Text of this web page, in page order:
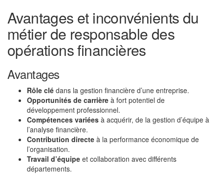
Avantages et inconvénients du
métier de responsable des
opérations financières
Avantages
Rôle clé dans la gestion financière d’une entreprise.
Opportunités de carrière à fort potentiel de
développement professionnel.
Compétences variées à acquérir, de la gestion d’équipe à
l’analyse financière.
Contribution directe à la performance économique de
l’organisation.
Travail d’équipe et collaboration avec différents
départements.